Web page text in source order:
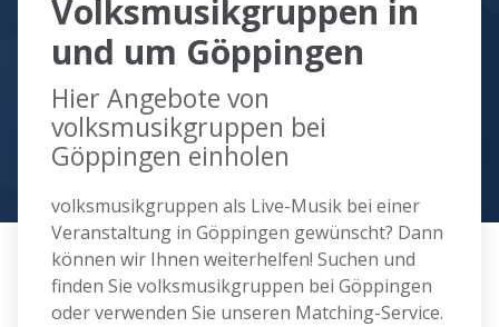
Volksmusikgruppen in
und um Göppingen
Hier Angebote von
volksmusikgruppen bei
Göppingen einholen
volksmusikgruppen als Live-Musik bei einer
Veranstaltung in Göppingen gewünscht? Dann
können wir Ihnen weiterhelfen! Suchen und
finden Sie volksmusikgruppen bei Göppingen
oder verwenden Sie unseren Matching-Service.